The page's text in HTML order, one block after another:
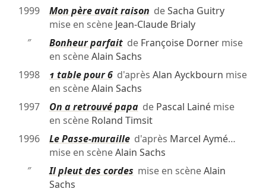
1999
Mon père avait raison deSacha Guitry
mise en scène Jean-Claude Brialy
″
Bonheur parfaitde Françoise Dornermise
en scèneAlain Sachs
1998
1 table pour 6d'après Alan Ayckbourn mise
en scèneAlain Sachs
1997
On a retrouvé papade Pascal Lainémise
en scène Roland Timsit
1996
Le Passe-murailled'après Marcel Aymé…
mise en scèneAlain Sachs
″
Il pleut des cordes mise en scèneAlain
Sachs